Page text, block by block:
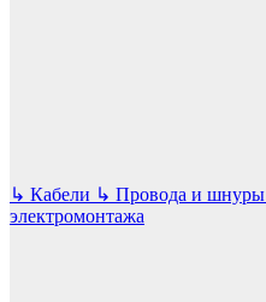
↳ Кабели ↳ Провода и шнуры
электромонтажа